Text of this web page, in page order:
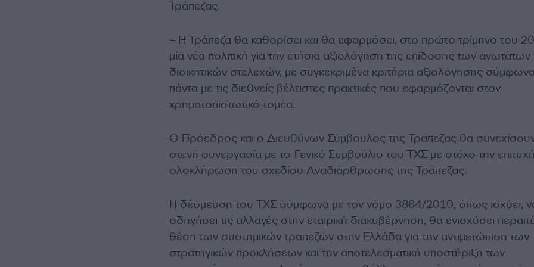
Τράπεζας.
– Η Τράπεζα θα καθορίσει και θα εφαρμόσει, στο πρώτο τρίμηνο του
μία νέα πολιτική για την ετήσια αξιολόγηση της επίδοσης των ανωτάτων
διοικητικών στελεχών, με συγκεκριμένα κριτήρια αξιολόγησης
πάντα με τις διεθνείς βέλτιστες πρακτικές που εφαρμόζονται στον
χρηματοπιστωτικό τομέα.
Ο Πρόεδρος και ο Διευθύνων Σύμβουλος της Τράπεζας θα
στενή συνεργασία με το Γενικό Συμβούλιο του ΤΧΣ με στόχο την επιτυχή
ολοκλήρωση του σχεδίου Αναδιάρθρωσης της Τράπεζας.
Η δέσμευση του ΤΧΣ σύμφωνα με τον νόμο 3864/2010, όπως ισχύει,
οδηγήσει τις αλλαγές στην εταιρική διακυβέρνηση, θα ενισχύσει
θέση των συστημικών τραπεζών στην Ελλάδα για την αντιμετώπιση των
στρατηγικών προκλήσεων και την αποτελεσματική υποστήριξη των